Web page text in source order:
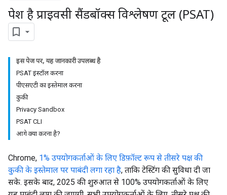
पेश है प्राइवसी सैंडबॉक्स विश्लेषण टूल (PSAT)
इस पेज पर, यह जानकारी उपलब्ध है
PSAT इंस्टॉल करना
पीएसएटी का इस्तेमाल करना
कुकी
Privacy Sandbox
PSAT CLI
आगे क्या करना है?
Chrome, 1% उपयोगकर्ताओं के लिए डिफ़ॉल्ट रूप से तीसरे पक्ष की
कुकी के इस्तेमाल पर पाबंदी लगा रहा है, ताकि टेस्टिंग की सुविधा दी जा
सके. इसके बाद, 2025 की शुरुआत से 100% उपयोगकर्ताओं के लिए